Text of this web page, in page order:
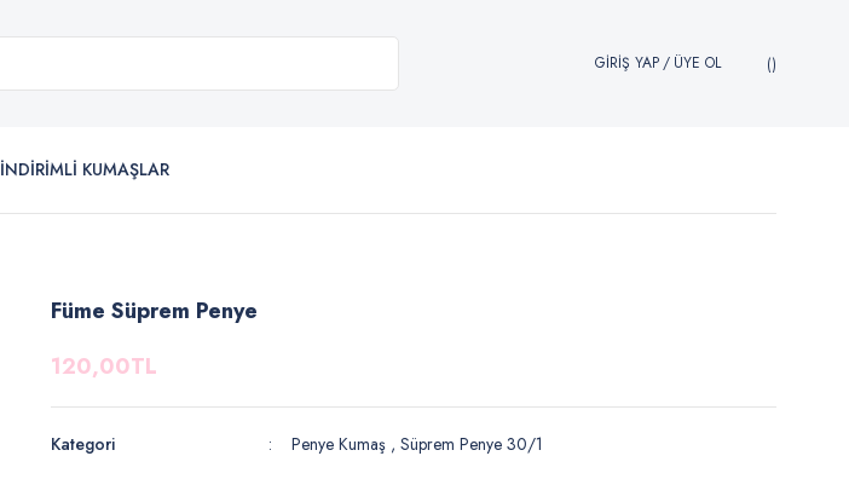
GİRİŞ YAP/ ÜYE OL
İNDİRİMLİ KUMAŞLAR
Füme Süprem Penye
120,00TL
Kategori Penye Kumaş , Süprem Penye 30/1